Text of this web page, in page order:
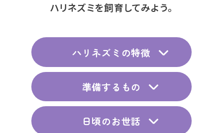
ハリネズミを飼育してみよう。
ハリネズミの特徴
準備するもの
日頃のお世話